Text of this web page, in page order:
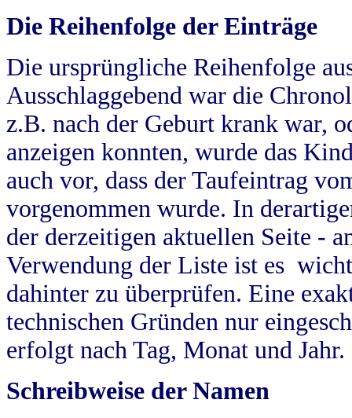
Die Reihenfolge der Einträge
Die ursprüngliche Reihenfolge
Ausschlaggebend war die
z.B. nach der Geburt krank war,
anzeigen konnten, wurde das
auch vor, dass der Taufeintrag
vorgenommen wurde. In
der derzeitigen aktuellen Seite -
Verwendung der Liste ist es
dahinter zu überprüfen. Eine
technischen Gründen nur
erfolgt nach Tag, Monat und Jahr.
Schreibweise der Namen